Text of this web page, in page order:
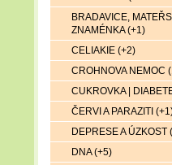
BRADAVICE,
ZNAMÉNKA (+1)
CELIAKIE (+2)
CROHNOVA NEMOC
CUKROVKA |
ČERVI A PARAZITI
DEPRESE A ÚZKOST
DNA (+5)